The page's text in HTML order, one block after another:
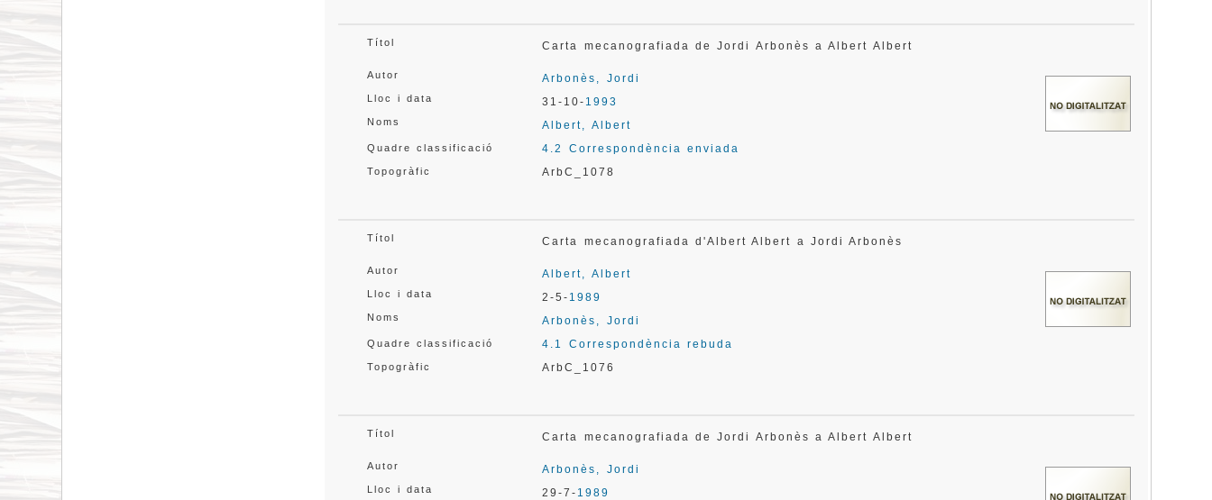
Títol Carta mecanografiada de Jordi Arbonès a Albert Albert
Autor Arbonès, Jordi
Lloc i data 31-10- 1993
Noms Albert, Albert
Quadre classificació 4.2 Correspondència enviada
Topogràfic ArbC_1078
Títol Carta mecanografiada d'Albert Albert a Jordi Arbonès
Autor Albert, Albert
Lloc i data 2-5- 1989
Noms Arbonès, Jordi
Quadre classificació 4.1 Correspondència rebuda
Topogràfic ArbC_1076
Títol Carta mecanografiada de Jordi Arbonès a Albert Albert
Autor Arbonès, Jordi
Lloc i data 29-7- 1989